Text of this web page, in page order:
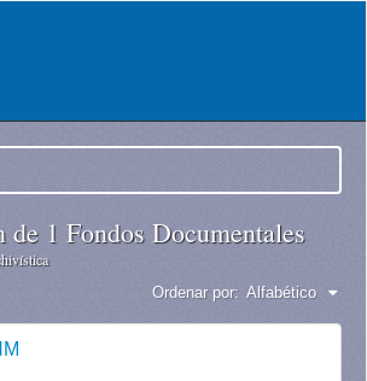
de 1 Fondos Documentales
Ordenar por: Alfabético